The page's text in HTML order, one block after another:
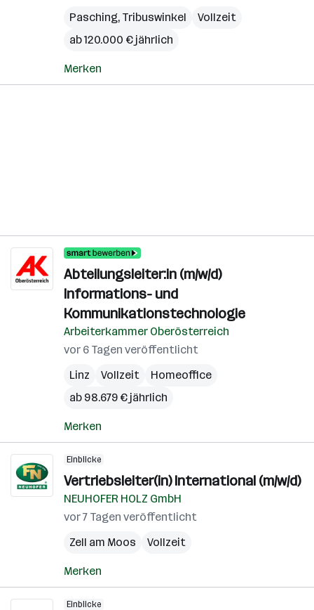
Pasching, Tribuswinkel
Vollzeit
ab 120.000 € jährlich
Merken
Abteilungsleiter:in (m/w/d)
Informations- und
Kommunikationstechnologie
Arbeiterkammer Oberösterreich
vor 6 Tagen veröffentlicht
Linz
Vollzeit
Homeoffice
ab 98.679 € jährlich
Merken
Einblicke
Vertriebsleiter(in) International (m/w/d)
NEUHOFER HOLZ GmbH
vor 7 Tagen veröffentlicht
Zell am Moos
Vollzeit
Merken
Einblicke